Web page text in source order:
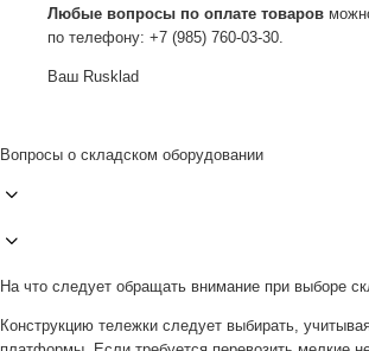
Любые вопросы по оплате товаров
по телефону: +7 (985) 760-03-30.
Ваш Rusklad
Вопросы о складском оборудовании
На что следует обращать внимание при выборе
Конструкцию тележки следует выбирать,